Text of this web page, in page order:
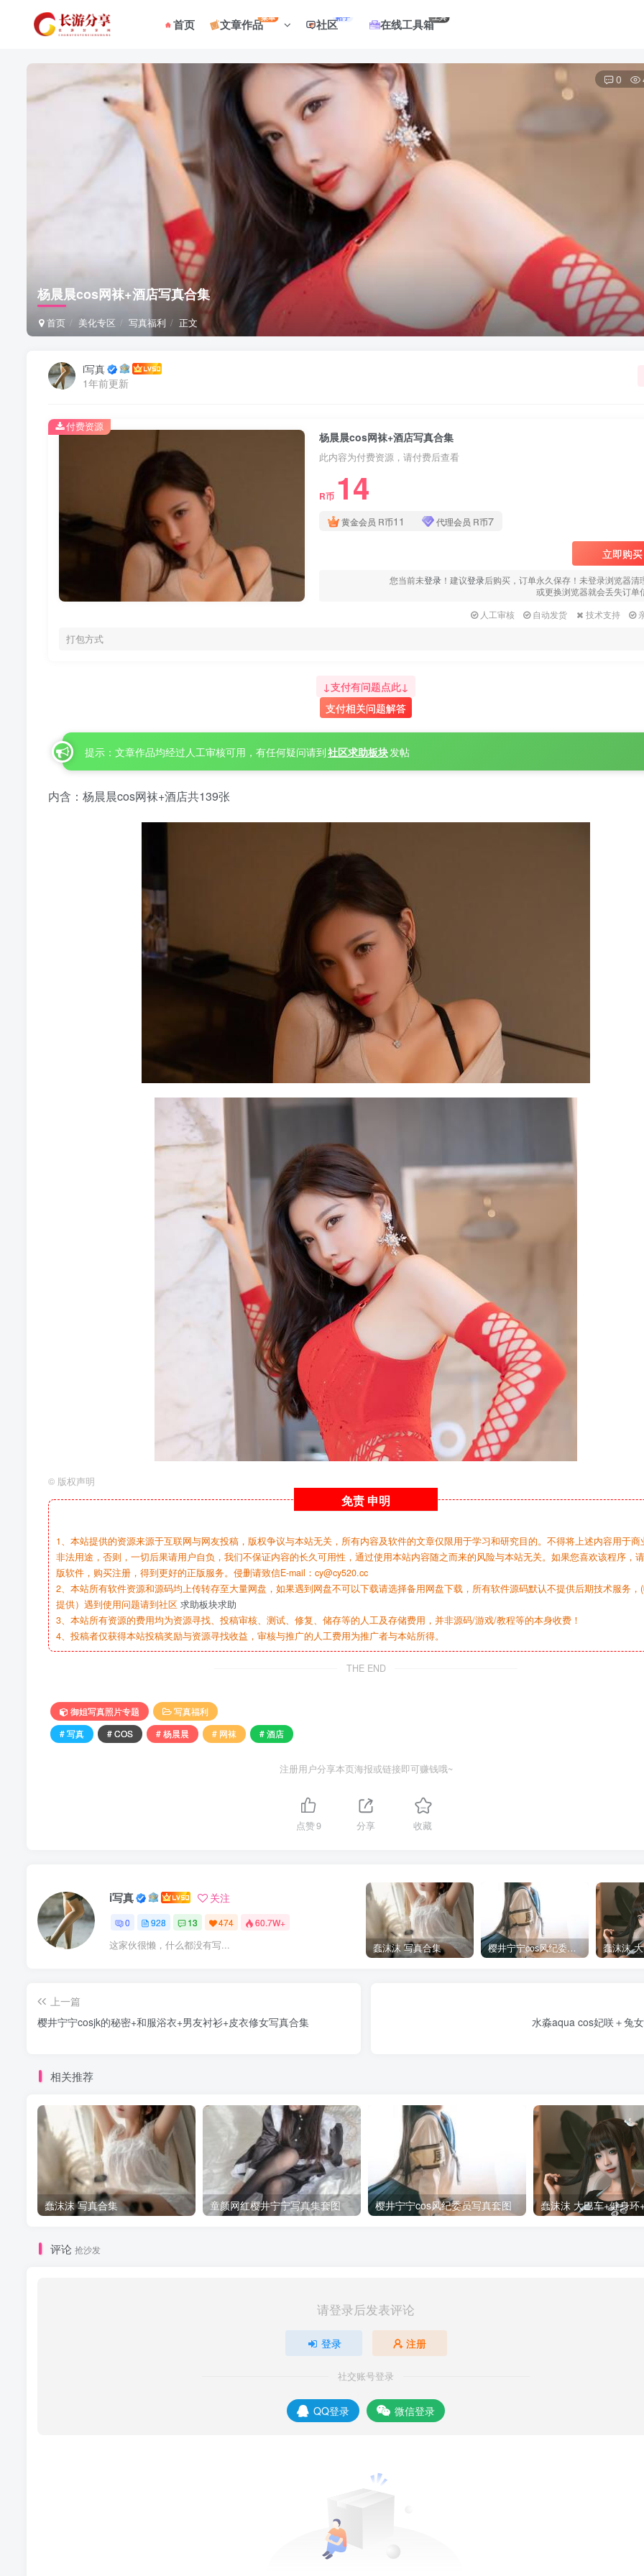
首页 文章作品菜单 社区帖子 在线工具箱工具
杨晨晨cos网袜+酒店写真合集
首页 美化专区 写真福利 正文
0
i写真
1年前更新
杨晨晨cos网袜+酒店写真合集
此内容为付费资源，请付费后查看
R币 14
黄金会员 R币11 代理会员 R币7
立即购买
您当前未登录 ！建议登录后购买，订单永久保存！未登录浏览器清
或更换浏览器就会丢失订单
人工审核
自动发货 技术支持
打包方式
付费资源
↓支付有问题点此↓
支付相关问题解答
提示：文章作品均经过人工审核可用，有任何疑问请到社区求助板块发帖
内含：杨晨晨cos网袜+酒店共139张
© 版权声明
免责 申明
1、本站提供的资源来源于互联网与网友投稿，版权争议与本站无关，所有内容及软件的文章仅限用于学习和研究目的。不得将上述内容用于商
非法用途，否则，一切后果请用户自负，我们不保证内容的长久可用性，通过使用本站内容随之而来的风险与本站无关。如果您喜欢该程序，
版软件，购买注册，得到更好的正版服务。侵删请致信E-mail：cy@cy520.cc
2、本站所有软件资源和源码均上传转存至大量网盘，如果遇到网盘不可以下载请选择备用网盘下载，所有软件源码默认不提供后期技术服务，
提供）遇到使用问题请到社区 求助板块求助
3、本站所有资源的费用均为资源寻找、投稿审核、测试、修复、储存等的人工及存储费用，并非源码/游戏/教程等的本身收费！
4、投稿者仅获得本站投稿奖励与资源寻找收益，审核与推广的人工费用为推广者与本站所得。
THE END
御姐写真照片专题
写真福利
# 写真
# COS # 杨晨晨 # 网袜 # 酒店
注册用户分享本页海报或链接即可赚钱哦~
点赞9 分享 收藏
i写真 关注
0 928 13 474 60.7W+
这家伙很懒，什么都没有写... 蠢沫沫 写真合集 樱井宁宁cos风纪委员写真套图
上一篇
樱井宁宁cosjk的秘密+和服浴衣+男友衬衫+皮衣修女写真合集
水淼aqua cos妃咲＋兔
相关推荐
蠢沫沫 写真合集 童颜网红樱井宁宁写真集套图 樱井宁宁cos风纪委员写真套图
评论 抢沙发
请登录后发表评论
登录 注册
社交账号登录
QQ登录 微信登录